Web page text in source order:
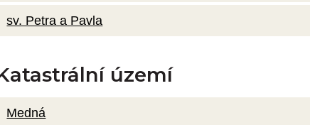
sv. Petra a Pavla
území
Medná